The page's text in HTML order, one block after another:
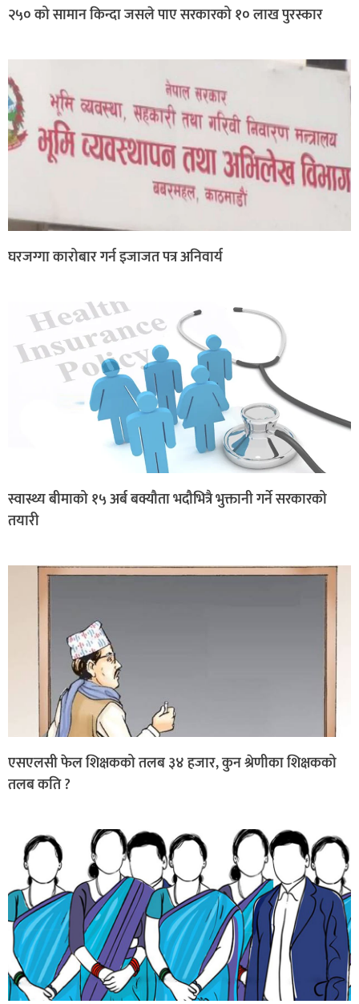
२५० को सामान किन्दा जसले पाए सरकारको १० लाख पुरस्कार
घरजग्गा कारोबार गर्न इजाजत पत्र अनिवार्य
स्वास्थ्य बीमाको १५ अर्ब बक्यौता भदौभित्रै भुक्तानी गर्ने सरकारको
तयारी
एसएलसी फेल शिक्षकको तलब ३४ हजार, कुन श्रेणीका शिक्षकको
तलब कति ?